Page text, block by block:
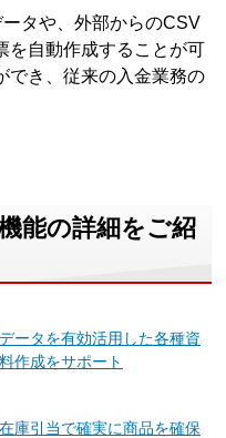
ータや、外部からのCSV
を自動作成することが可
でき、従来の入金業務の
能の詳細をご紹
データを有効活用した各種資
料作成をサポート
在庫引当で確実に商品を確保